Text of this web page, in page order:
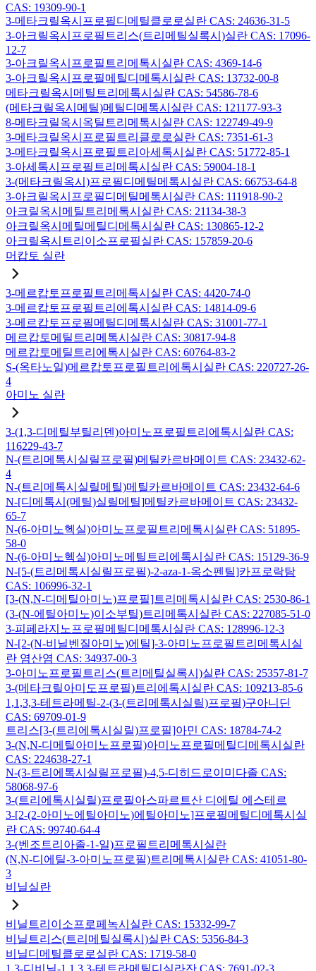
CAS: 19309-90-1
3-메타크릴옥시프로필디메틸클로로실란 CAS: 24636-31-5
3-아크릴옥시프로필트리스(트리메틸실록시)실란 CAS: 17096-
12-7
3-아크릴옥시프로필트리메톡시실란 CAS: 4369-14-6
3-아크릴옥시프로필메틸디메톡시실란 CAS: 13732-00-8
메타크릴옥시메틸트리메톡시실란 CAS: 54586-78-6
(메타크릴옥시메틸)메틸디메톡시실란 CAS: 121177-93-3
8-메타크릴옥시옥틸트리메톡시실란 CAS: 122749-49-9
3-메타크릴옥시프로필트리클로로실란 CAS: 7351-61-3
3-메타크릴옥시프로필트리아세톡시실란 CAS: 51772-85-1
3-아세톡시프로필트리메톡시실란 CAS: 59004-18-1
3-(메타크릴옥시)프로필디메틸메톡시실란 CAS: 66753-64-8
3-아크릴옥시프로필디메틸메톡시실란 CAS: 111918-90-2
아크릴옥시메틸트리메톡시실란 CAS: 21134-38-3
아크릴옥시메틸메틸디메톡시실란 CAS: 130865-12-2
아크릴옥시트리이소프로필실란 CAS: 157859-20-6
머캅토 실란
3-메르캅토프로필트리메톡시실란 CAS: 4420-74-0
3-메르캅토프로필트리에톡시실란 CAS: 14814-09-6
3-메르캅토프로필메틸디메톡시실란 CAS: 31001-77-1
메르캅토메틸트리메톡시실란 CAS: 30817-94-8
메르캅토메틸트리에톡시실란 CAS: 60764-83-2
S-(옥타노일)메르캅토프로필트리에톡시실란 CAS: 220727-26-
4
아미노 실란
3-(1,3-디메틸부틸리덴)아미노프로필트리에톡시실란 CAS:
116229-43-7
N-(트리메톡시실릴프로필)메틸카르바메이트 CAS: 23432-62-
4
N-(트리메톡시실릴메틸)메틸카르바메이트 CAS: 23432-64-6
N-[디메톡시(메틸)실릴메틸]메틸카르바메이트 CAS: 23432-
65-7
N-(6-아미노헥실)아미노프로필트리메톡시실란 CAS: 51895-
58-0
N-(6-아미노헥실)아미노메틸트리에톡시실란 CAS: 15129-36-9
N-[5-(트리메톡시실릴프로필)-2-aza-1-옥소펜틸]카프로락탐
CAS: 106996-32-1
[3-(N,N-디메틸아미노)프로필]트리메톡시실란 CAS: 2530-86-1
(3-(N-에틸아미노)이소부틸)트리메톡시실란 CAS: 227085-51-0
3-피페라지노프로필메틸디메톡시실란 CAS: 128996-12-3
N-[2-(N-비닐벤질아미노)에틸]-3-아미노프로필트리메톡시실
란 염산염 CAS: 34937-00-3
3-아미노프로필트리스(트리메틸실록시)실란 CAS: 25357-81-7
3-(메타크릴아미도프로필)트리에톡시실란 CAS: 109213-85-6
1,1,3,3-테트라메틸-2-(3-(트리메톡시실릴)프로필)구아니딘
CAS: 69709-01-9
트리스[3-(트리에톡시실릴)프로필]아민 CAS: 18784-74-2
3-(N,N-디메틸아미노프로필)아미노프로필메틸디메톡시실란
CAS: 224638-27-1
N-(3-트리에톡시실릴프로필)-4,5-디히드로이미다졸 CAS:
58068-97-6
3-(트리에톡시실릴)프로필아스파르트산 디에틸 에스테르
3-[2-(2-아미노에틸아미노)에틸아미노]프로필메틸디메톡시실
란 CAS: 99740-64-4
3-(벤조트리아졸-1-일)프로필트리메톡시실란
(N,N-디에틸-3-아미노프로필)트리메톡시실란 CAS: 41051-80-
3
비닐실란
비닐트리이소프로페녹시실란 CAS: 15332-99-7
비닐트리스(트리메틸실록시)실란 CAS: 5356-84-3
비닐디메틸클로로실란 CAS: 1719-58-0
1,3-디비닐-1,1,3,3-테트라메틸디실라잔 CAS: 7691-02-3